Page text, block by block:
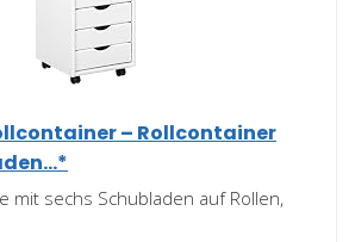
– Rollcontainer
mit sechs Schubladen auf Rollen,